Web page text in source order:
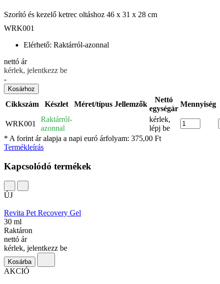
Szorító és kezelő ketrec oltáshoz 46 x 31 x 28 cm
WRK001
Elérhető: Raktárról-azonnal
nettó ár
kérlek, jelentkezz be
-
Kosárhoz
Cikkszám Készlet Méret/típus Jellemzők
Nettó
egységár
Mennyiség
WRK001
Raktárról-
azonnal
kérlek,
lépj be
* A forint ár alapja a napi euró árfolyam: 375,00 Ft
Termékleírás
Kapcsolódó termékek
ÚJ
Revita Pet Recovery Gel
30 ml
Raktáron
nettó ár
kérlek, jelentkezz be
Kosárba
AKCIÓ